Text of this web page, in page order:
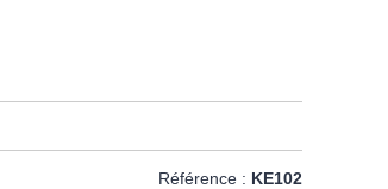
Référence : KE102